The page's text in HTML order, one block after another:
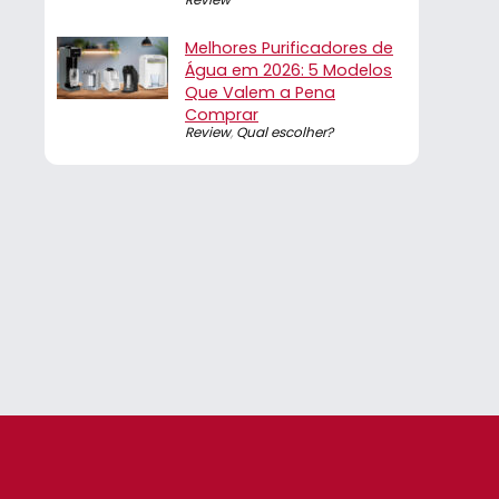
Melhores Purificadores de
Água em 2026: 5 Modelos
Que Valem a Pena
Comprar
Review, Qual escolher?